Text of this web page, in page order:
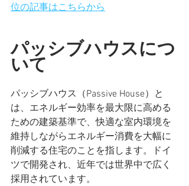
位の記事はこちらから
パッシブハウスにつ
いて
パッシブハウス（Passive House）と
は、エネルギー効率を最大限に高める
ための建築基準で、快適な室内環境を
維持しながらエネルギー消費を大幅に
削減する住宅のことを指します。ドイ
ツで開発され、近年では世界中で広く
採用されています。